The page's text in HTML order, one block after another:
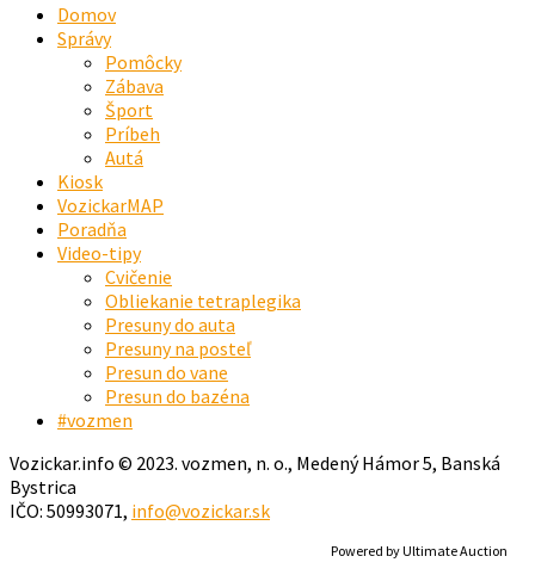
Domov
Správy
Pomôcky
Zábava
Šport
Príbeh
Autá
Kiosk
VozickarMAP
Poradňa
Video-tipy
Cvičenie
Obliekanie tetraplegika
Presuny do auta
Presuny na posteľ
Presun do vane
Presun do bazéna
#vozmen
Vozickar.info © 2023. vozmen, n. o., Medený Hámor 5, Banská
Bystrica
IČO: 50993071, info@vozickar.sk
Powered by Ultimate Auction